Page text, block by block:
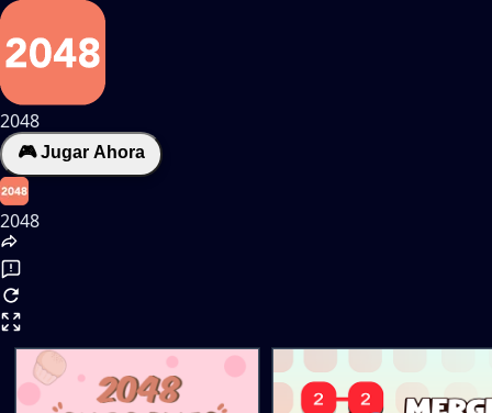
2048
🎮 Jugar Ahora
2048